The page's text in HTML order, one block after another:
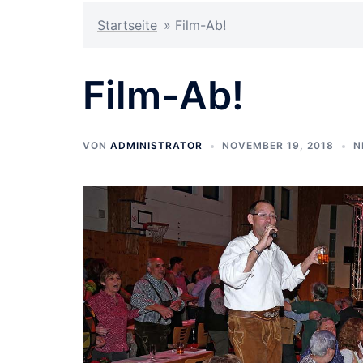
Startseite » Film-Ab!
Film-Ab!
VON ADMINISTRATOR NOVEMBER 19, 2018